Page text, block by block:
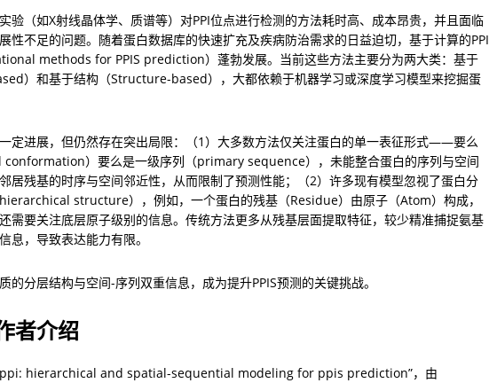
验（如X射线晶体学、质谱等）对PPI位点进行检测的方法耗时高、成本昂贵，并且面临
性不足的问题。随着蛋白数据库的快速扩充及疾病防治需求的日益迫切，基于计算的PPI
methods for PPIS prediction）蓬勃发展。当前这些方法主要分为两大类：基于
）和基于结构（Structure-based），大都依赖于机器学习或深度学习模型来挖掘蛋
定进展，但仍然存在突出局限：（1）大多数方法仅关注蛋白的单一表征形式——要么
）要么是一级序列（primary sequence），未能整合蛋白的序列与空间
居残基的时序与空间邻近性，从而限制了预测性能；（2）许多现有模型忽视了蛋白分
structure），例如，一个蛋白的残基（Residue）由原子（Atom）构成，
需要关注底层原子级别的信息。传统方法更多从残基层面提取特征，较少精准捕捉氨基
息，导致表达能力有限。
的分层结构与空间-序列双重信息，成为提升PPIS预测的关键挑战。
者介绍
hierarchical and spatial-sequential modeling for ppis prediction”，由